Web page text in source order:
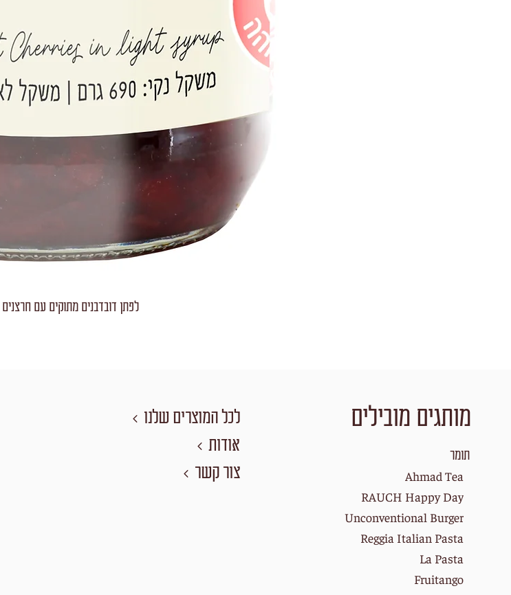
לפתן דובדבנים מתוקים עם חרצנים | 690 גרם
לכל המוצרים שלנו
אודות
צור קשר
מותגים מובילים
תומר
Ahmad Tea
RAUCH Happy Day
Unconventional Burger
Reggia Italian Pasta
La Pasta
Fruitango